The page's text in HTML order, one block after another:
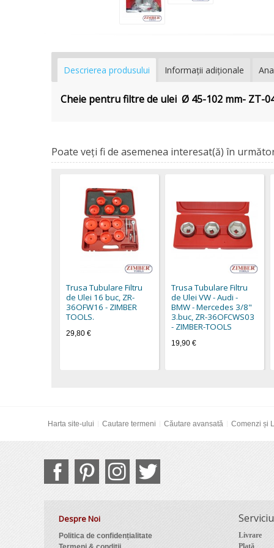
Descrierea produsului Informaţii adiţionale
Cheie pentru filtre de ulei Ø 45-102 mm- ZT-
Poate veţi fi de asemenea interesat(ă) în
Trusa Tubulare Filtru
de Ulei 16 buc, ZR-
36OFW16 - ZIMBER
TOOLS.
29,80 €
Trusa Tubulare Filtru
de Ulei VW - Audi -
BMW - Mercedes 3/8"
3.buc, ZR-36OFCWS03
- ZIMBER-TOOLS
19,90 €
Harta site-ului Cautare termeni Căutare avansată Comenzi și
Despre Noi
Politica de confidențialitate
Livrare
Plată